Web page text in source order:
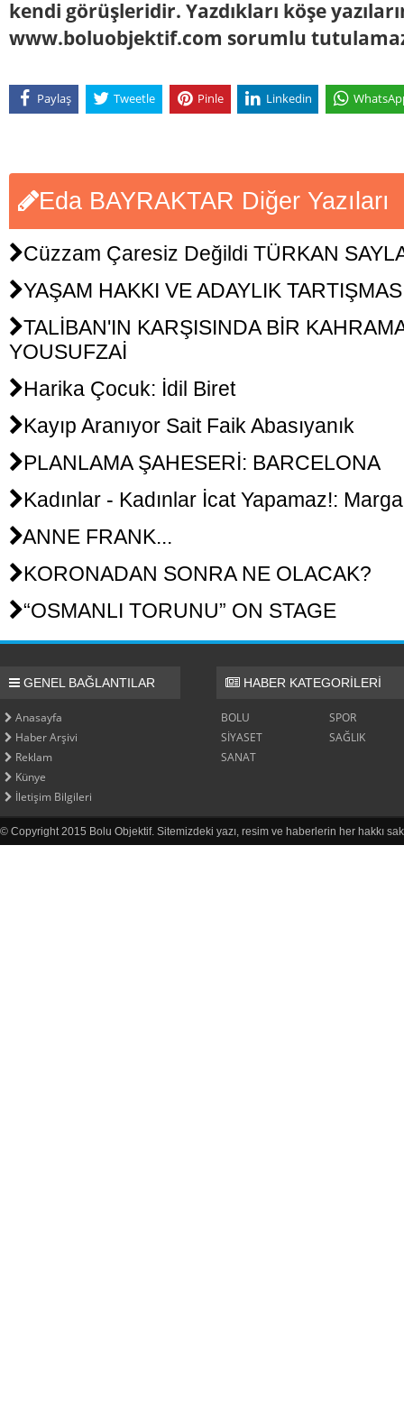
kendi görüşleridir. Yazdıkları köşe
www.boluobjektif.com sorumlu
Paylaş Tweetle Pinle Linkedin
Eda BAYRAKTAR Diğer Yazıları
Cüzzam Çaresiz Değildi TÜRKAN
YAŞAM HAKKI VE ADAYLIK
TALİBAN'IN KARŞISINDA BİR
YOUSUFZAİ
Harika Çocuk: İdil Biret
Kayıp Aranıyor Sait Faik Abasıyanık
PLANLAMA ŞAHESERİ: BARCELONA
Kadınlar - Kadınlar İcat Yapamaz!:
ANNE FRANK...
KORONADAN SONRA NE OLACAK?
“OSMANLI TORUNU” ON STAGE
GENEL BAĞLANTILAR
Anasayfa
Haber Arşivi
Reklam
Künye
İletişim Bilgileri
HABER KATEGORİLERİ
BOLU
SPOR
SİYASET
SAĞLIK
SANAT
© Copyright 2015 Bolu Objektif. Sitemizdeki yazı, resim ve haberlerin her hakkı